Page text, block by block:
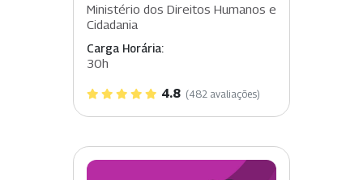
Ministério dos Direitos Humanos e
Cidadania
Carga Horária:
30h
4.8 (482 avaliações)